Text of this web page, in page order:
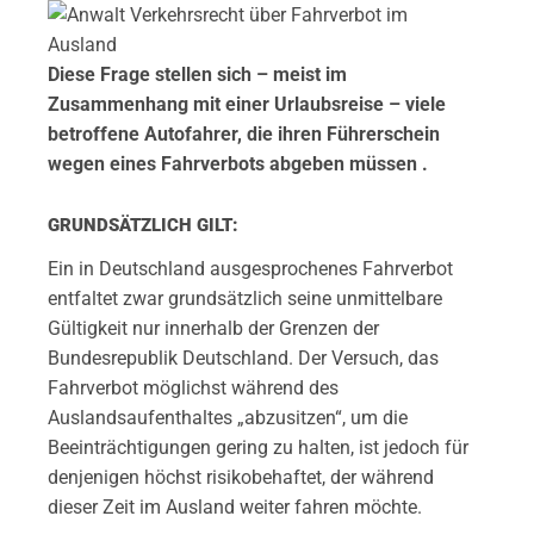
Diese Frage stellen sich – meist im
Zusammenhang mit einer Urlaubsreise – viele
betroffene Autofahrer, die ihren Führerschein
wegen eines Fahrverbots abgeben müssen .
GRUNDSÄTZLICH GILT:
Ein in Deutschland ausgesprochenes Fahrverbot
entfaltet zwar grundsätzlich seine unmittelbare
Gültigkeit nur innerhalb der Grenzen der
Bundesrepublik Deutschland. Der Versuch, das
Fahrverbot möglichst während des
Auslandsaufenthaltes „abzusitzen“, um die
Beeinträchtigungen gering zu halten, ist jedoch für
denjenigen höchst risikobehaftet, der während
dieser Zeit im Ausland weiter fahren möchte.